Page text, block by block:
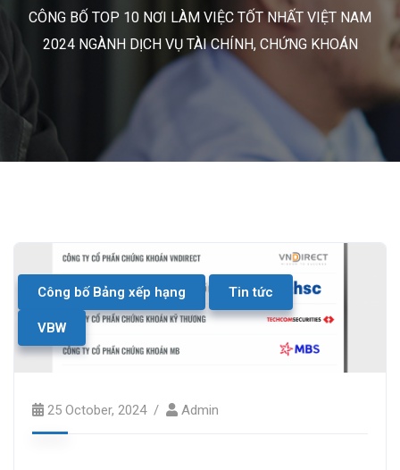
CÔNG BỐ TOP 10 NƠI LÀM VIỆC TỐT NHẤT VIỆT NAM
2024 NGÀNH DỊCH VỤ TÀI CHÍNH, CHỨNG KHOÁN
Công bố Bảng xếp hạng Tin tức
VBW
25 October, 2024 Admin